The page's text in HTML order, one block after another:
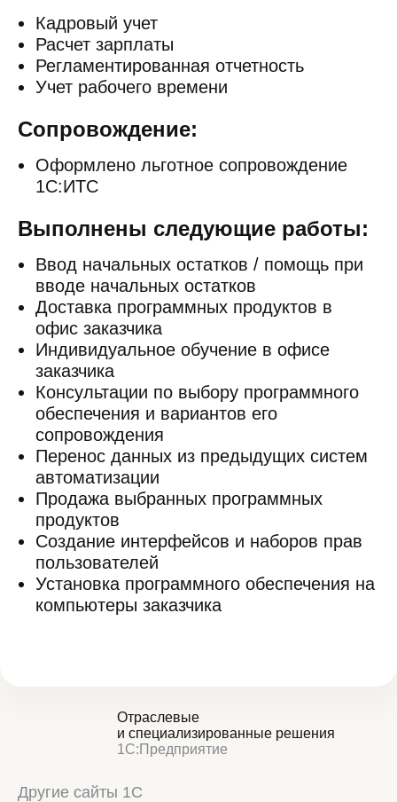
Кадровый учет
Расчет зарплаты
Регламентированная отчетность
Учет рабочего времени
Сопровождение:
Оформлено льготное сопровождение
1С:ИТС
Выполнены следующие работы:
Ввод начальных остатков / помощь при
вводе начальных остатков
Доставка программных продуктов в
офис заказчика
Индивидуальное обучение в офисе
заказчика
Консультации по выбору программного
обеспечения и вариантов его
сопровождения
Перенос данных из предыдущих систем
автоматизации
Продажа выбранных программных
продуктов
Создание интерфейсов и наборов прав
пользователей
Установка программного обеспечения на
компьютеры заказчика
Отраслевые
и специализированные решения
1С:Предприятие
Другие сайты 1С